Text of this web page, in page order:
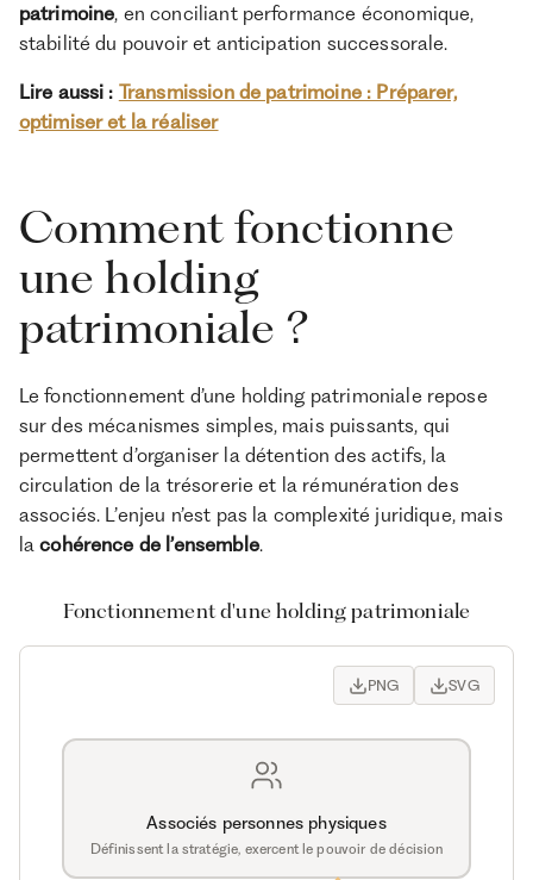
patrimoine, en conciliant performance économique,
stabilité du pouvoir et anticipation successorale.
Lire aussi : Transmission de patrimoine : Préparer,
optimiser et la réaliser
Comment fonctionne
une holding
patrimoniale ?
Le fonctionnement d’une holding patrimoniale repose
sur des mécanismes simples, mais puissants, qui
permettent d’organiser la détention des actifs, la
circulation de la trésorerie et la rémunération des
associés. L’enjeu n’est pas la complexité juridique, mais
lacohérence de l’ensemble.
Fonctionnement d'une holding patrimoniale
PNG SVG
Associés personnes physiques
Définissent la stratégie, exercent le pouvoir de décision